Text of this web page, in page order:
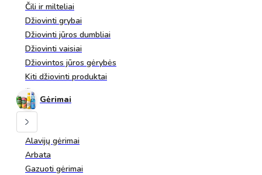
Čili ir milteliai
Džiovinti grybai
Džiovinti jūros dumbliai
Džiovinti vaisiai
Džiovintos jūros gėrybės
Kiti džiovinti produktai
Gėrimai
Alavijų gėrimai
Arbata
Gazuoti gėrimai